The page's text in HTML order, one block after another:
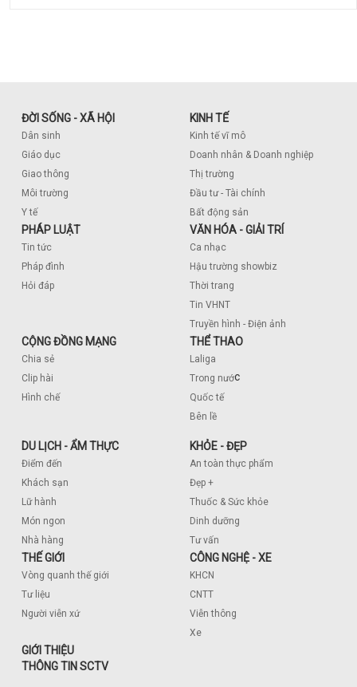
ĐỜI SỐNG - XÃ HỘI
Dân sinh
Giáo dục
Giao thông
Môi trường
Y tế
KINH TẾ
Kinh tế vĩ mô
Doanh nhân & Doanh nghiệp
Thị trường
Đầu tư - Tài chính
Bất động sản
PHÁP LUẬT
Tin tức
Pháp đình
Hỏi đáp
VĂN HÓA - GIẢI TRÍ
Ca nhạc
Hậu trường showbiz
Thời trang
Tin VHNT
Truyền hình - Điện ảnh
CỘNG ĐỒNG MẠNG
Chia sẻ
Clip hài
Hình chế
THỂ THAO
Laliga
Trong nước
Quốc tế
Bên lề
DU LỊCH - ẨM THỰC
Điểm đến
Khách sạn
Lữ hành
Món ngon
Nhà hàng
KHỎE - ĐẸP
An toàn thực phẩm
Đẹp +
Thuốc & Sức khỏe
Dinh dưỡng
Tư vấn
THẾ GIỚI
Vòng quanh thế giới
Tư liệu
Người viễn xứ
CÔNG NGHỆ - XE
KHCN
CNTT
Viễn thông
Xe
GIỚI THIỆU
THÔNG TIN SCTV